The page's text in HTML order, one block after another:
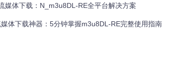
加密保护机制。这意味着即使是受DRM保护的内容，
媒体下载：N_m3u8DL-RE全平台解决方案
体下载神器：5分钟掌握m3u8DL-RE完整使用指南